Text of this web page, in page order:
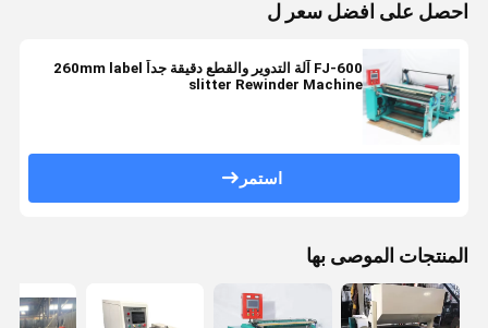
احصل على افضل سعر ل
FJ-600 آلة التدوير والقطع دقيقة جداً 260mm label
slitter Rewinder Machine
استمر
المنتجات الموصى بها